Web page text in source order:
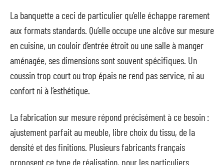
La banquette a ceci de particulier qu’elle échappe rarement
aux formats standards. Qu’elle occupe une alcôve sur mesure
en cuisine, un couloir d’entrée étroit ou une salle à manger
aménagée, ses dimensions sont souvent spécifiques. Un
coussin trop court ou trop épais ne rend pas service, ni au
confort ni à l’esthétique.
La fabrication sur mesure répond précisément à ce besoin :
ajustement parfait au meuble, libre choix du tissu, de la
densité et des finitions. Plusieurs fabricants français
proposent ce type de réalisation, pour les particuliers